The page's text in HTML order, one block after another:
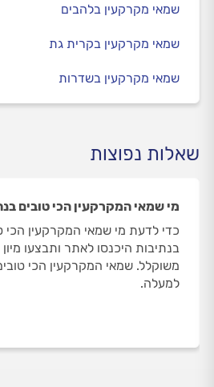
שמאי מקרקעין בלהבים
שמאי מקרקעין בקרית גת
שמאי מקרקעין בשדרות
שאלות נפוצות
מי שמאי המקרקעין הכי טובים
כדי לדעת מי שמאי המקרקעין הכי
בנתיבות היכנסו לאתר ותבצעו מיון
משוקלל. שמאי המקרקעין הכי טובים
למעלה.